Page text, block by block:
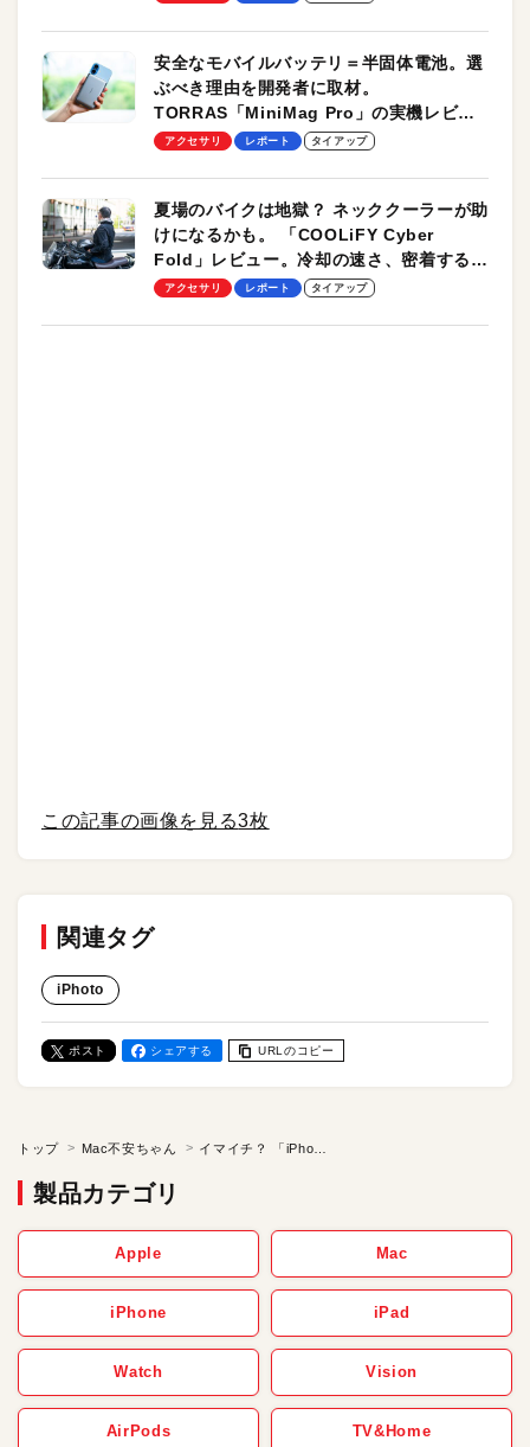
安全なモバイルバッテリ＝半固体電池。選
ぶべき理由を開発者に取材。
TORRAS「MiniMag Pro」の実機レビュ
ーも
アクセサリ レポート タイアップ
夏場のバイクは地獄？ ネッククーラーが助
けになるかも。 「COOLiFY Cyber
Fold」レビュー。冷却の速さ、密着する冷
却プレート、シンプルな操作性がグッド！
アクセサリ レポート タイアップ
この記事の画像を見る3枚
関連タグ
iPhoto
ポスト シェアする URLのコピー
トップ Mac不安ちゃん
製品カテゴリ
Apple Mac
iPhone iPad
Watch Vision
AirPods TV&Home